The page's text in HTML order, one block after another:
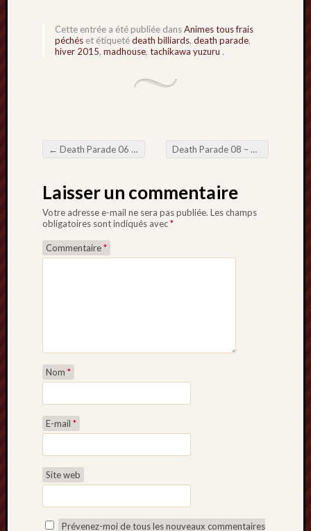
Cette entrée a été publiée dansAnimes tous frais
péchés et étiquetédeath billiards, death parade,
hiver 2015, madhouse, tachikawa yuzuru .
Navigation de l'article
← Death Parade 06 – Le twist des twists Death Parade 08 – Cluedo
Laisser un commentaire
Votre adresse e-mail ne sera pas publiée. Les champs
obligatoires sont indiqués avec*
Commentaire*
Nom *
E-mail *
Site web
Prévenez-moi de tous les nouveaux commentaires